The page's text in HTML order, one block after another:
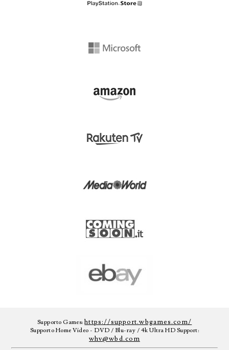
Supporto Games:https://support.wbgames.com/
Supporto Home Video - DVD / Blu-ray / 4k Ultra HD Support:
whv@wbd.com